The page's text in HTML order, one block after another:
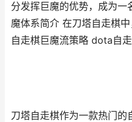
分发挥巨魔的优势，成为一
魔体系简介 在刀塔自走棋
自走棋巨魔流策略 dota自
刀塔自走棋作为一款热门的